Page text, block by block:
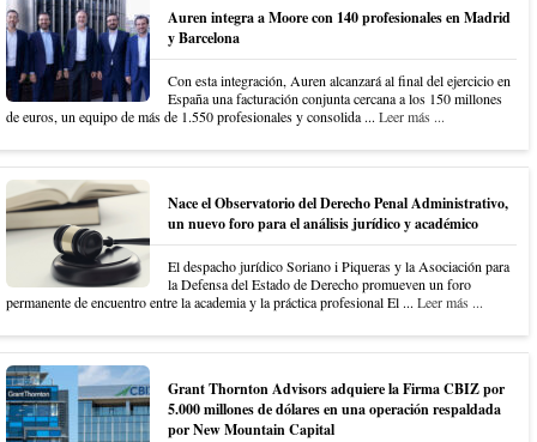
Auren integra a Moore con 140 profesionales en Madrid
y Barcelona
Con esta integración, Auren alcanzará al final del ejercicio en
España una facturación conjunta cercana a los 150 millones
de euros, un equipo de más de 1.550 profesionales y consolida ... Leer más ...
Nace el Observatorio del Derecho Penal Administrativo,
un nuevo foro para el análisis jurídico y académico
El despacho jurídico Soriano i Piqueras y la Asociación para
la Defensa del Estado de Derecho promueven un foro
permanente de encuentro entre la academia y la práctica profesional El ... Leer más ...
Grant Thornton Advisors adquiere la Firma CBIZ por
5.000 millones de dólares en una operación respaldada
por New Mountain Capital